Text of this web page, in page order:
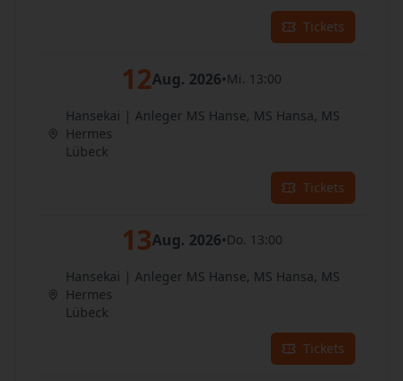
Tickets
12Aug. 2026•Mi. 13:00
Hansekai | Anleger MS Hanse, MS Hansa, MS
Hermes
Lübeck
Tickets
13Aug. 2026•Do. 13:00
Hansekai | Anleger MS Hanse, MS Hansa, MS
Hermes
Lübeck
Tickets